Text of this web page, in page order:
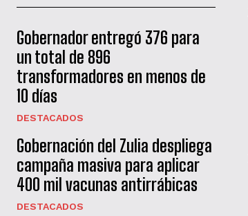
Gobernador entregó 376 para
un total de 896
transformadores en menos de
10 días
DESTACADOS
Gobernación del Zulia despliega
campaña masiva para aplicar
400 mil vacunas antirrábicas
DESTACADOS